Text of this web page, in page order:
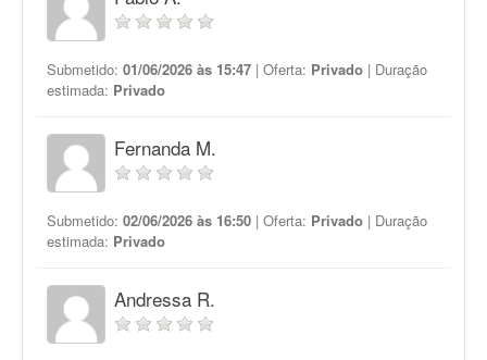
Submetido: 01/06/2026 às 15:47 | Oferta: Privado | Duração
estimada: Privado
Fernanda M.
Submetido: 02/06/2026 às 16:50 | Oferta: Privado | Duração
estimada: Privado
Andressa R.